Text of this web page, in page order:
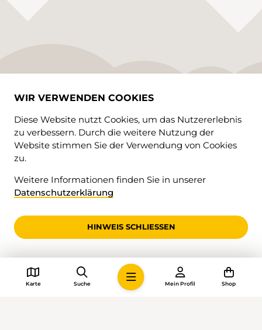
Sömmerliwaldstrasse 7
9000 St. Gallen
obfc:jogpAth.xboefsxfhf/di:obfc
WIR VERWENDEN COOKIES
Diese Website nutzt Cookies, um das Nutzererlebnis
zu verbessern. Durch die weitere Nutzung der
Website stimmen Sie der Verwendung von Cookies
zu.
Weitere Informationen finden Sie in unserer
Datenschutzerklärung
HINWEIS SCHLIESSEN
Karte Suche Mein Profil Shop